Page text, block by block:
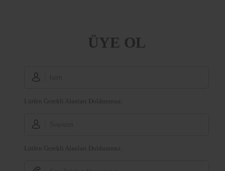
ÜYE OL
Lütfen Gerekli Alanları Doldurunuz.
Lütfen Gerekli Alanları Doldurunuz.